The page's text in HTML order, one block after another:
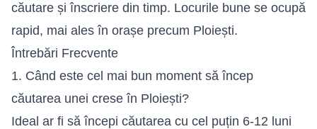
căutare și înscriere din timp. Locurile bune se ocupă
rapid, mai ales în orașe precum Ploiești.
Întrebări Frecvente
1. Când este cel mai bun moment să încep
căutarea unei crese în Ploiești?
Ideal ar fi să începi căutarea cu cel puțin 6-12 luni